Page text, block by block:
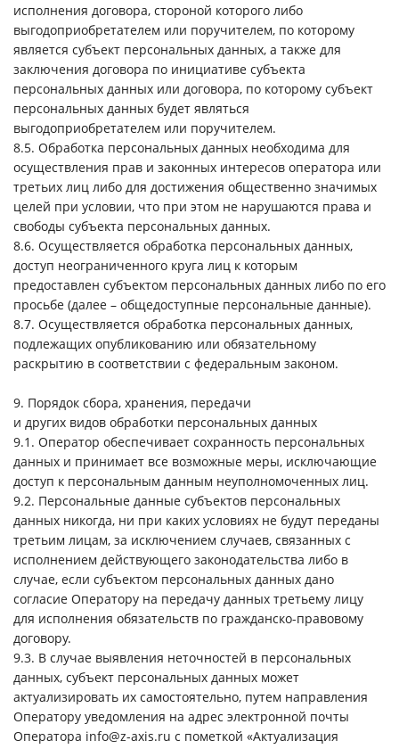
исполнения договора, стороной которого либо
выгодоприобретателем или поручителем, по которому
является субъект персональных данных, а также для
заключения договора по инициативе субъекта
персональных данных или договора, по которому субъект
персональных данных будет являться
выгодоприобретателем или поручителем.
8.5. Обработка персональных данных необходима для
осуществления прав и законных интересов оператора или
третьих лиц либо для достижения общественно значимых
целей при условии, что при этом не нарушаются права и
свободы субъекта персональных данных.
8.6. Осуществляется обработка персональных данных,
доступ неограниченного круга лиц к которым
предоставлен субъектом персональных данных либо по его
просьбе (далее – общедоступные персональные данные).
8.7. Осуществляется обработка персональных данных,
подлежащих опубликованию или обязательному
раскрытию в соответствии с федеральным законом.
9. Порядок сбора, хранения, передачи
и других видов обработки персональных данных
9.1. Оператор обеспечивает сохранность персональных
данных и принимает все возможные меры, исключающие
доступ к персональным данным неуполномоченных лиц.
9.2. Персональные данные субъектов персональных
данных никогда, ни при каких условиях не будут переданы
третьим лицам, за исключением случаев, связанных с
исполнением действующего законодательства либо в
случае, если субъектом персональных данных дано
согласие Оператору на передачу данных третьему лицу
для исполнения обязательств по гражданско-правовому
договору.
9.3. В случае выявления неточностей в персональных
данных, субъект персональных данных может
актуализировать их самостоятельно, путем направления
Оператору уведомления на адрес электронной почты
Оператора info@z-axis.ru с пометкой «Актуализация